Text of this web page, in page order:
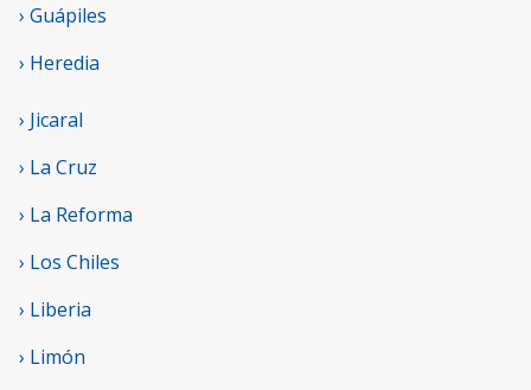
› Guápiles
› Heredia
› Jicaral
› La Cruz
› La Reforma
› Los Chiles
› Liberia
› Limón